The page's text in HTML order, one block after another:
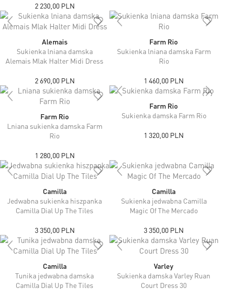
2 230,00 PLN
Alemais
Sukienka lniana damska
Alemais Mlak Halter Midi Dress
2 690,00 PLN
Farm Rio
Sukienka lniana damska Farm
Rio
1 460,00 PLN
Farm Rio
Lniana sukienka damska Farm
Rio
1 280,00 PLN
Farm Rio
Sukienka damska Farm Rio
1 320,00 PLN
Camilla
Jedwabna sukienka hiszpanka
Camilla Dial Up The Tiles
3 350,00 PLN
Camilla
Sukienka jedwabna Camilla
Magic Of The Mercado
3 350,00 PLN
Camilla
Tunika jedwabna damska
Camilla Dial Up The Tiles
Varley
Sukienka damska Varley Ruan
Court Dress 30